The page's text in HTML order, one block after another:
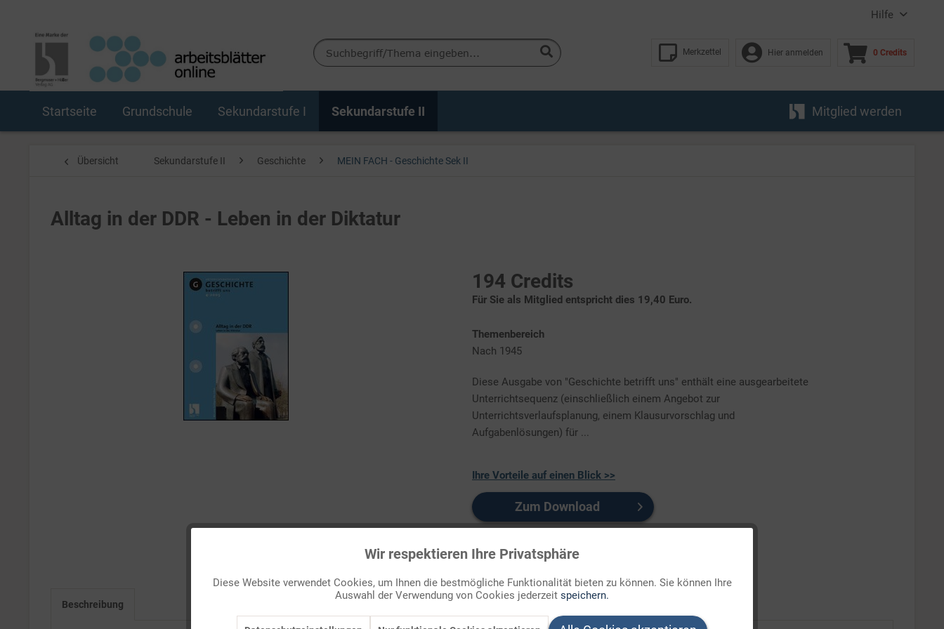
Hilfe
Merkzettel Hier anmelden 0 Credits
Startseite Grundschule Sekundarstufe I Sekundarstufe II Mitglied werden
Übersicht Sekundarstufe II Geschichte MEIN FACH - Geschichte Sek II
Alltag in der DDR - Leben in der Diktatur
194 Credits
Für Sie als Mitglied entspricht dies 19,40 Euro.
Themenbereich
Nach 1945
Diese Ausgabe von "Geschichte betrifft uns" enthält eine ausgearbeitete
Unterrichtsequenz (einschließlich einem Angebot zur
Unterrichtsverlaufsplanung, einem Klausurvorschlag und
Aufgabenlösungen) für ...
Ihre Vorteile auf einen Blick >>
Zum Download
Beschreibung
Wir respektieren Ihre Privatsphäre
Diese Website verwendet Cookies, um Ihnen die bestmögliche Funktionalität bieten zu können. Sie können Ihre
Auswahl der Verwendung von Cookies jederzeit speichern.